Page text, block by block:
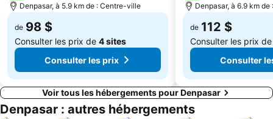
Turtle Island by Bali Wings Tour Service
Pantai Balian
Palais Aquatique de Taman Tirta
Denpasar, à 5.9 km de : Centre-ville
de 98 $
Consulter les prix de 4 sites
Consulter les prix
Denpasar, à 6.9 km
de 112 $
Consulter les prix
Consulter
Voir tous les hébergements pour Denpasar
Denpasar : autres hébergements